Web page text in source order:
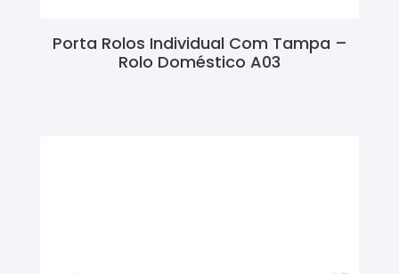
Porta Rolos Individual Com Tampa –
Rolo Doméstico A03